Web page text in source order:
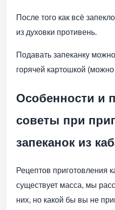
После того как всё
из духовки противень.
Подавать запеканку
горячей картошкой
Особенности и
советы при
запеканок из
Рецептов приготовления
существует масса, мы
них, но какой бы вы не